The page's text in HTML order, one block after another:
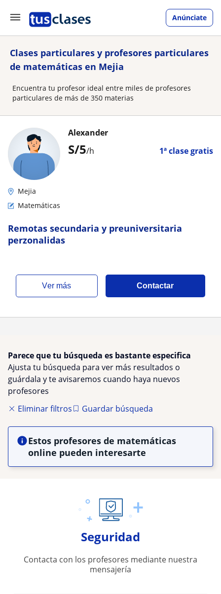
Anúnciate
Clases particulares y profesores particulares
de matemáticas en Mejia
Encuentra tu profesor ideal entre miles de profesores
particulares de más de 350 materias
S/5/h 1ª clase gratis
Alexander
Mejia
Matemáticas
Remotas secundaria y preuniversitaria
perzonalidas
ver más Contactar
Parece que tu búsqueda es bastante especifica
Ajusta tu búsqueda para ver más resultados o
guárdala y te avisaremos cuando haya nuevos
profesores
Eliminar filtros
Guardar búsqueda
Estos profesores de matemáticas
online pueden interesarte
Seguridad
Contacta con los profesores mediante nuestra
mensajería